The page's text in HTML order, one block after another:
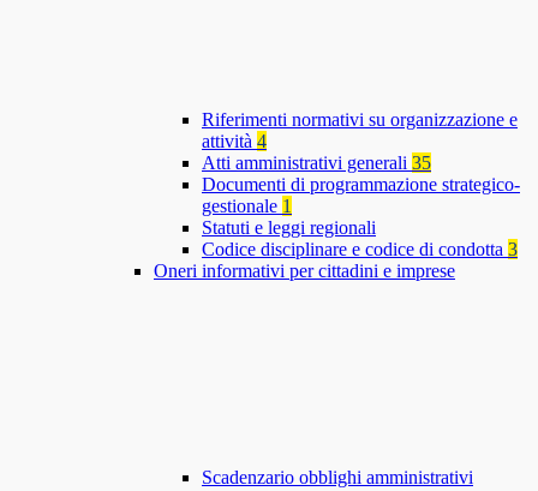
Riferimenti normativi su organizzazione e
attività 4
Atti amministrativi generali 35
Documenti di programmazione strategico-
gestionale 1
Statuti e leggi regionali
Codice disciplinare e codice di condotta 3
Oneri informativi per cittadini e imprese
Scadenzario obblighi amministrativi